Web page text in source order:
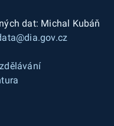
dat: Michal Kubáň